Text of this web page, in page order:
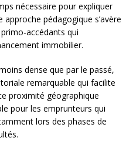
nécessaire pour expliquer
pédagogique s’avère
accédants qui
immobilier.
dense que par le passé,
remarquable qui facilite
proximité géographique
pour les emprunteurs qui
lors des phases de